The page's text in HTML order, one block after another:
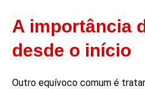
A importância
desde o início
Outro equívoco comum é